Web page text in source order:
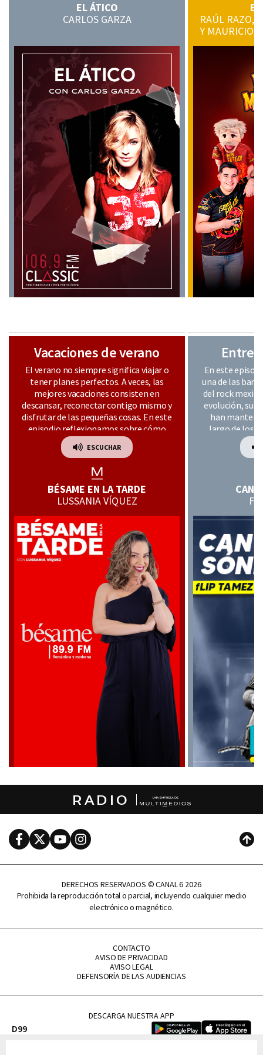
personas que teníamos cerca.
EL ÁTICO
CARLOS GARZA
RAÚL RAZO,
Y MAURICIO
Vacaciones de verano
El verano no siempre significa viajar o
tener planes perfectos. A veces, las
mejores vacaciones consisten en
descansar, reconectar contigo mismo y
disfrutar de las pequeñas cosas. En este
episodio reflexionamos sobre cómo
vivir esta temporada sin presiones.
ESCUCHAR
BÉSAME EN LA TARDE
LUSSANIA VÍQUEZ
En este
una de las
del rock
evolución, su
han
largo de los
música y
descubrimos
RADIO
FacebookTwitterYoutubeInstagram
DERECHOS RESERVADOS © CANAL 6 2026
Prohibida la reproducción total o parcial, incluyendo cualquier medio
electrónico o magnético.
CONTACTO
AVISO DE PRIVACIDAD
AVISO LEGAL
DEFENSORÍA DE LAS AUDIENCIAS
DESCARGA NUESTRA APP
D99